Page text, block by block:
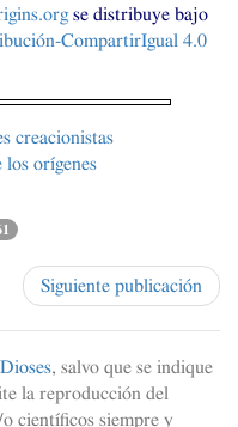
se distribuye bajo
CompartirIgual 4.0
creacionistas
los orígenes
Siguiente publicación
, salvo que se indique
la reproducción del
científicos siempre y